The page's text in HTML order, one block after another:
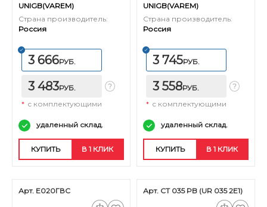
UNIGB(VAREM)
Страна производитель:
Россия
3 666РУБ.
3 483РУБ.
* с комплектующими
удаленный склад.
КУПИТЬ В 1 КЛИК
UNIGB(VAREM)
Страна производитель:
Россия
3 745РУБ.
3 558РУБ.
* с комплектующими
удаленный склад.
КУПИТЬ В 1 КЛИК
Арт. Е020ГВС Арт. CT 035 PB (UR 035 2E1)